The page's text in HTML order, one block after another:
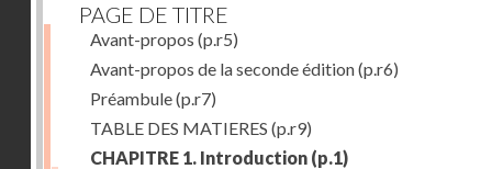
PAGE DE TITRE
Avant-propos (p.r5)
Avant-propos de la seconde édition(p.r6)
Préambule(p.r7)
TABLE DES MATIERES (p.r9)
CHAPITRE 1. Introduction (p.1)